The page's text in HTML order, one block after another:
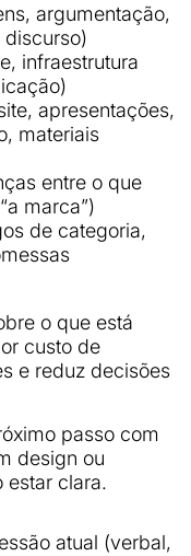
argumentação,
infraestrutura
apresentações,
materiais
entre o que
marca”)
de categoria,
o que está
custo de
e reduz decisões
passo com
design ou
estar clara.
atual (verbal,